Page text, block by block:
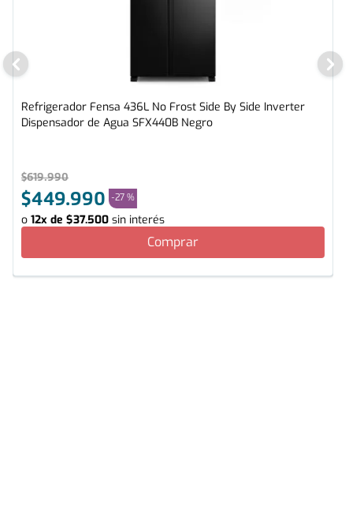
Refrigerador Fensa 436L No Frost Side By Side Inverter
Dispensador de Agua SFX440B Negro
$619.990
$449.990 -27 %
o 12x de $37.500 sin interés
Comprar